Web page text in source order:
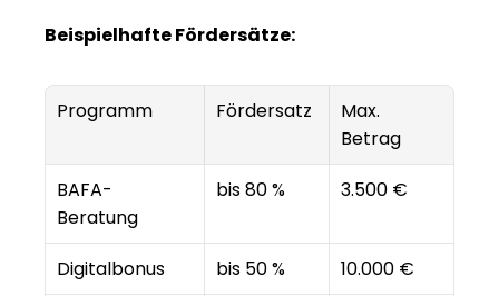
Beispielhafte Fördersätze:
Programm Fördersatz
Max.
Betrag
BAFA-
Beratung
bis 80 % 3.500 €
Digitalbonus bis 50 %
10.000 €